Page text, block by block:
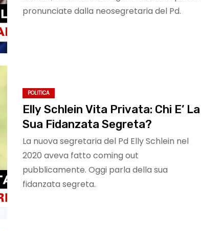
pronunciate dalla neosegretaria del Pd.
POLITICA
Elly Schlein Vita Privata: Chi E’ La
Sua Fidanzata Segreta?
La nuova segretaria del Pd Elly Schlein nel
2020 aveva fatto coming out
pubblicamente. Oggi parla della sua
fidanzata segreta.